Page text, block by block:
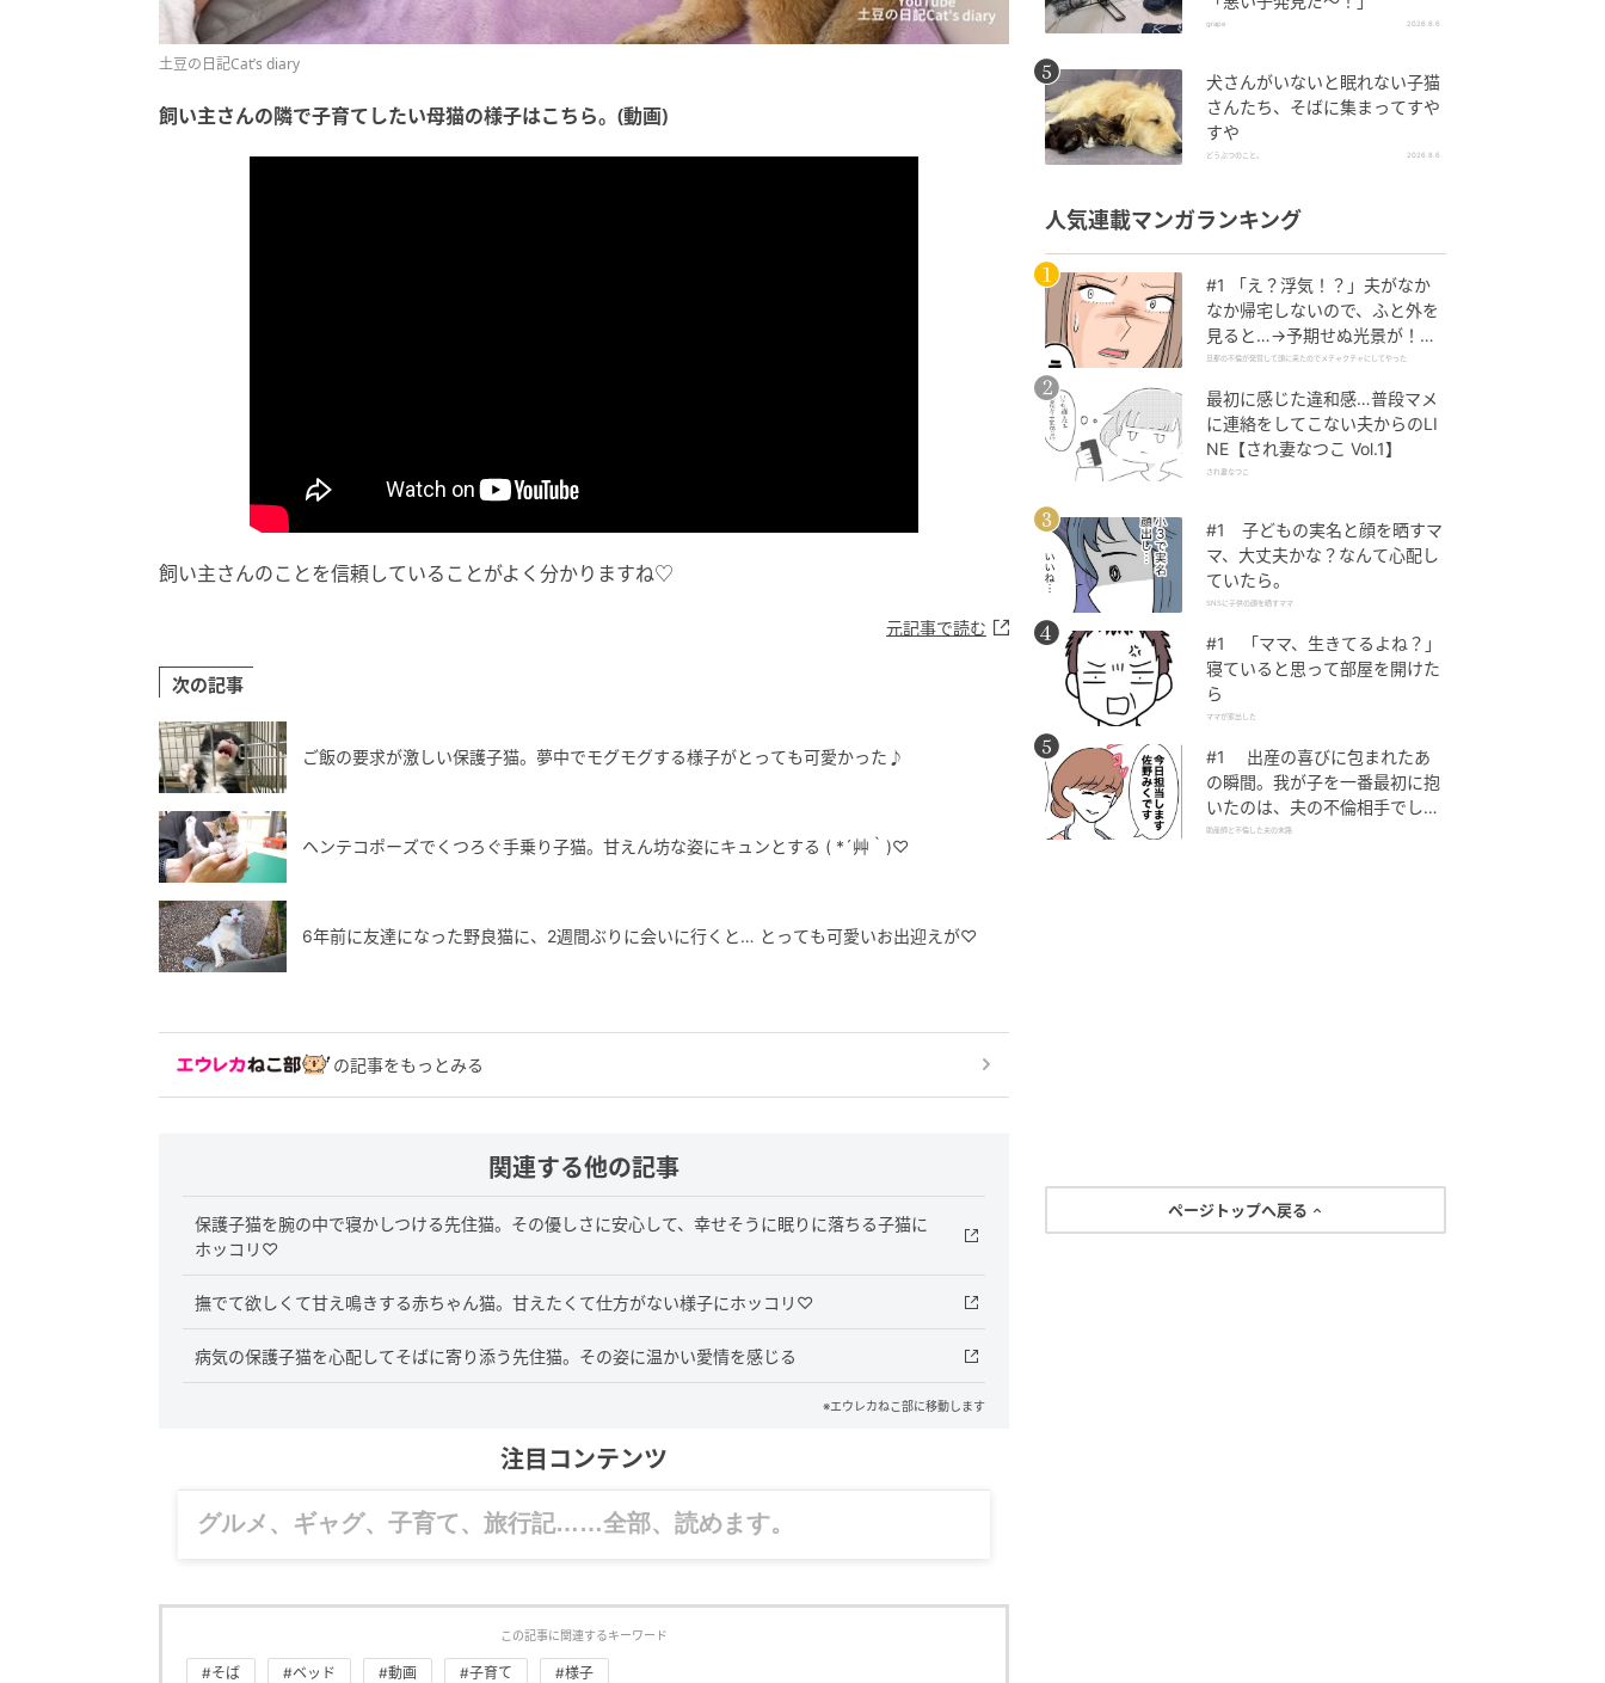
土豆の日記Cat’s diary
飼い主さんの隣で子育てしたい母猫の様子はこちら。(動画)
飼い主さんのことを信頼していることがよく分かりますね♡
元記事で読む
次の記事
ご飯の要求が激しい保護子猫。夢中でモグモグする様子がとっても可愛かった♪
ヘンテコポーズでくつろぐ手乗り子猫。甘えん坊な姿にキュンとする ( *´艸｀)♡
6年前に友達になった野良猫に、2週間ぶりに会いに行くと… とっても可愛いお出迎えが♡
の記事をもっとみる
関連する他の記事
保護子猫を腕の中で寝かしつける先住猫。その優しさに安心して、幸せそうに眠りに落ちる子猫に
ホッコリ♡
撫でて欲しくて甘え鳴きする赤ちゃん猫。甘えたくて仕方がない様子にホッコリ♡
病気の保護子猫を心配してそばに寄り添う先住猫。その姿に温かい愛情を感じる
※エウレカねこ部に移動します
注目コンテンツ
グルメ、ギャグ、子育て、旅行記……全部、読めます。
この記事に関連するキーワード
#そば #ベッド #動画 #子育て #様子
grape 2026.8.6
犬さんがいないと眠れない子猫
さんたち、そばに集まってすや
すや
どうぶつのこと。 2026.8.6
人気連載マンガランキング
#1 「え？浮気！？」夫がなか
なか帰宅しないので、ふと外を
見ると…→予期せぬ光景が！｜
旦那の不倫が発覚して頭に来た
旦那の不倫が発覚して頭に来たのでメチャクチャにしてやった
最初に感じた違和感…普段マメ
に連絡をしてこない夫からのLI
NE【され妻なつこ Vol.1】
され妻なつこ
#1 子どもの実名と顔を晒すマ
マ、大丈夫かな？なんて心配し
ていたら。
SNSに子供の顔を晒すママ
#1 「ママ、生きてるよね？」
寝ていると思って部屋を開けた
ら
ママが家出した
#1 出産の喜びに包まれたあ
の瞬間。我が子を一番最初に抱
いたのは、夫の不倫相手でし
た。
助産師と不倫した夫の末路
ページトップへ戻る